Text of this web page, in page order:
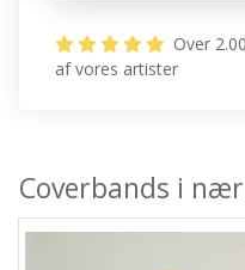
Over
af vores artister
Coverbands i